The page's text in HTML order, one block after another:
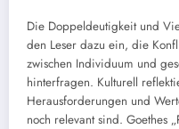
Die Doppeldeutigkeit und
den Leser dazu ein, die
zwischen Individuum und
hinterfragen. Kulturell
Herausforderungen und
noch relevant sind. Goethes